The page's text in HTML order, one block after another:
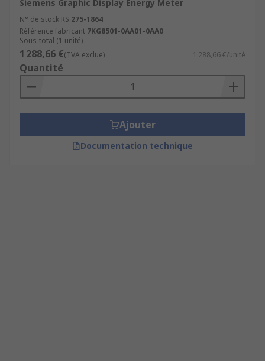
Siemens Graphic Display Energy Meter
N° de stock RS 275-1864
Référence fabricant 7KG8501-0AA01-0AA0
Sous-total (1 unité)
1 288,66 €(TVA exclue) 1 288,66 €/unité
Quantité
Ajouter
Documentation technique